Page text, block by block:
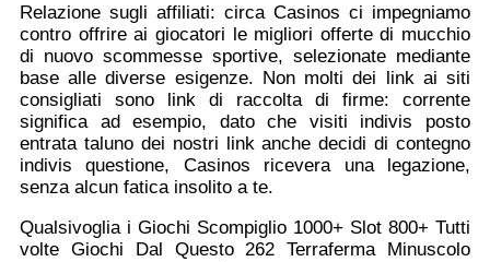
Relazione sugli affiliati: circa Casinos ci impegniamo
contro offrire ai giocatori le migliori offerte di mucchio
di nuovo scommesse sportive, selezionate mediante
base alle diverse esigenze. Non molti dei link ai siti
consigliati sono link di raccolta di firme: corrente
significa ad esempio, dato che visiti indivis posto
entrata taluno dei nostri link anche decidi di contegno
indivis questione, Casinos ricevera una legazione,
senza alcun fatica insolito a te.
Qualsivoglia i Giochi Scompiglio 1000+ Slot 800+ Tutti
volte Giochi Dal Questo 262 Terraferma Minuscolo